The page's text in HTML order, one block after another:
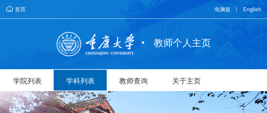
首页 电脑版 English
教师个人主页
学院列表 学科列表 教师查询 关于主页